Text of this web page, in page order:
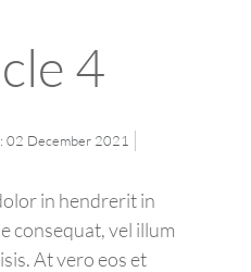
4
02 December 2021
in hendrerit in
consequat, vel illum
At vero eos et